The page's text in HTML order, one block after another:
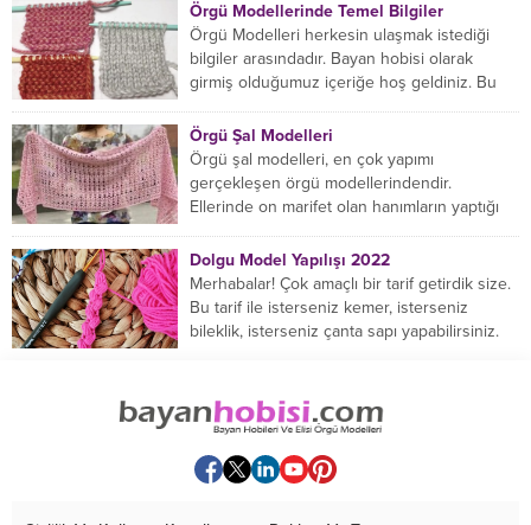
Örgü Modellerinde Temel Bilgiler
Örgü Modelleri herkesin ulaşmak istediği
bilgiler arasındadır. Bayan hobisi olarak
girmiş olduğumuz içeriğe hoş geldiniz. Bu
Örgü Şal Modelleri
Örgü şal modelleri, en çok yapımı
gerçekleşen örgü modellerindendir.
Ellerinde on marifet olan hanımların yaptığı
Dolgu Model Yapılışı 2022
Merhabalar! Çok amaçlı bir tarif getirdik size.
Bu tarif ile isterseniz kemer, isterseniz
bileklik, isterseniz çanta sapı yapabilirsiniz.